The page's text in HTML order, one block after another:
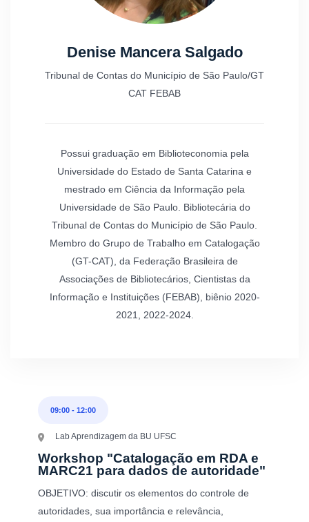
Denise Mancera Salgado
Tribunal de Contas do Município de São Paulo/GT
CAT FEBAB
Possui graduação em Biblioteconomia pela
Universidade do Estado de Santa Catarina e
mestrado em Ciência da Informação pela
Universidade de São Paulo. Bibliotecária do
Tribunal de Contas do Município de São Paulo.
Membro do Grupo de Trabalho em Catalogação
(GT-CAT), da Federação Brasileira de
Associações de Bibliotecários, Cientistas da
Informação e Instituições (FEBAB), biênio 2020-
2021, 2022-2024.
09:00 - 12:00
Lab Aprendizagem da BU UFSC
Workshop "Catalogação em RDA e
MARC21 para dados de autoridade"
OBJETIVO: discutir os elementos do controle de
autoridades, sua importância e relevância,